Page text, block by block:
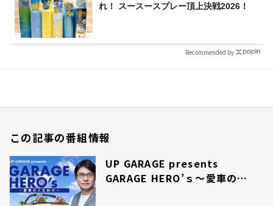
れ！ スースースプレー頂上決戦2026！
Recommended by
この記事の番組情報
UP GARAGE presents
GARAGE HERO’ｓ～愛車のこ